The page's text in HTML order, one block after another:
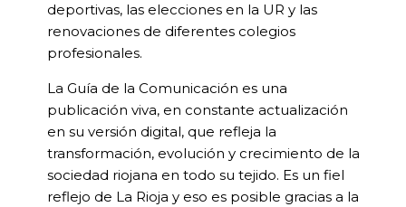
deportivas, las elecciones en la UR y las
renovaciones de diferentes colegios
profesionales.
La Guía de la Comunicación es una
publicación viva, en constante actualización
en su versión digital, que refleja la
transformación, evolución y crecimiento de la
sociedad riojana en todo su tejido. Es un fiel
reflejo de La Rioja y eso es posible gracias a la